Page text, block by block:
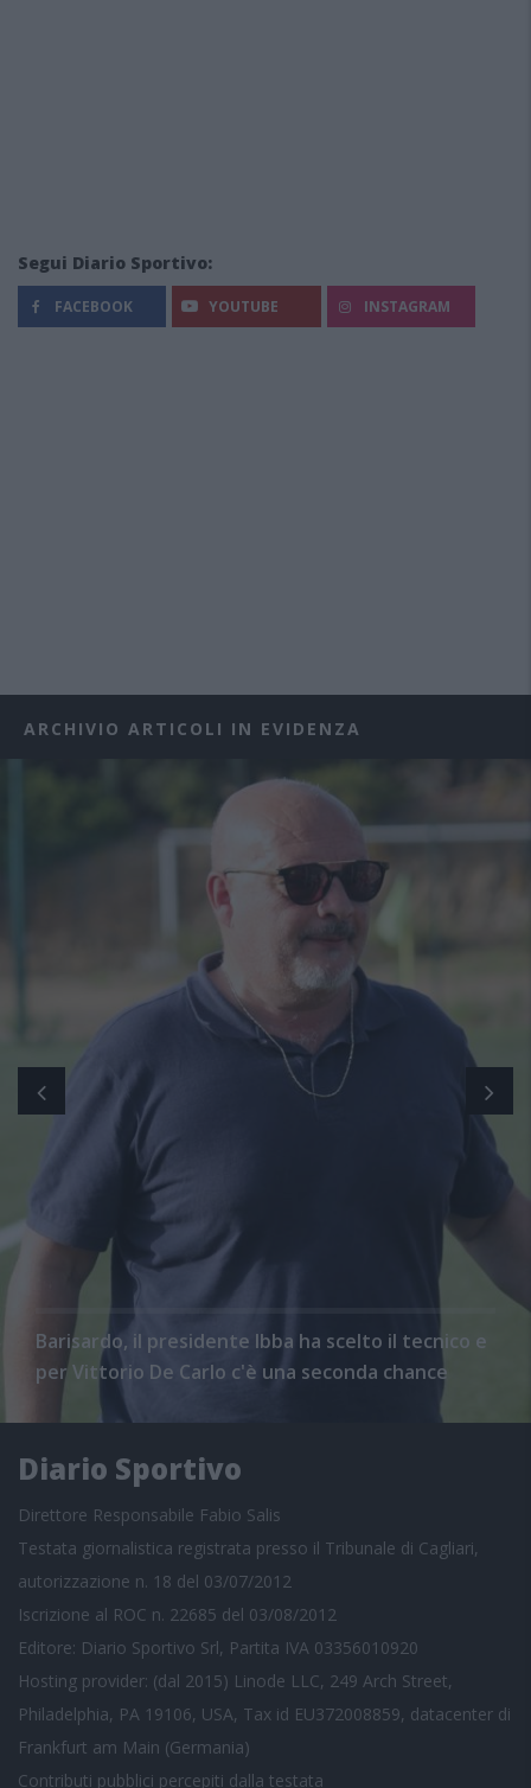
Segui Diario Sportivo:
FACEBOOK YOUTUBE INSTAGRAM
ARCHIVIO ARTICOLI IN EVIDENZA
Barisardo, il presidente Ibba ha scelto il tecnico e
per Vittorio De Carlo c'è una seconda chance
Diario Sportivo
Direttore Responsabile Fabio Salis
Testata giornalistica registrata presso il Tribunale di Cagliari,
autorizzazione n. 18 del 03/07/2012
Iscrizione al ROC n. 22685 del 03/08/2012
Editore: Diario Sportivo Srl, Partita IVA 03356010920
Hosting provider: (dal 2015) Linode LLC, 249 Arch Street,
Philadelphia, PA 19106, USA, Tax id EU372008859, datacenter di
Frankfurt am Main (Germania)
Contributi pubblici percepiti dalla testata